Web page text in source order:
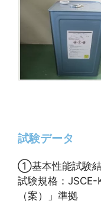
試験データ
①基本性能試験
試験規格：JSCE-
（案）」準拠